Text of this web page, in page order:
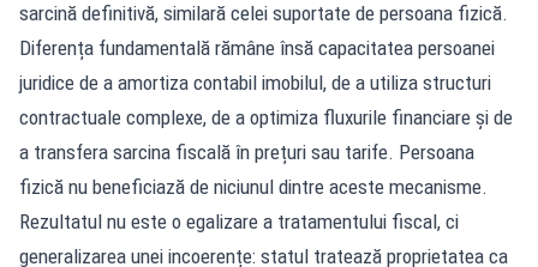
sarcină definitivă, similară celei suportate de persoana fizică.
Diferența fundamentală rămâne însă capacitatea persoanei
juridice de a amortiza contabil imobilul, de a utiliza structuri
contractuale complexe, de a optimiza fluxurile financiare și de
a transfera sarcina fiscală în prețuri sau tarife. Persoana
fizică nu beneficiază de niciunul dintre aceste mecanisme.
Rezultatul nu este o egalizare a tratamentului fiscal, ci
generalizarea unei incoerențe: statul tratează proprietatea ca